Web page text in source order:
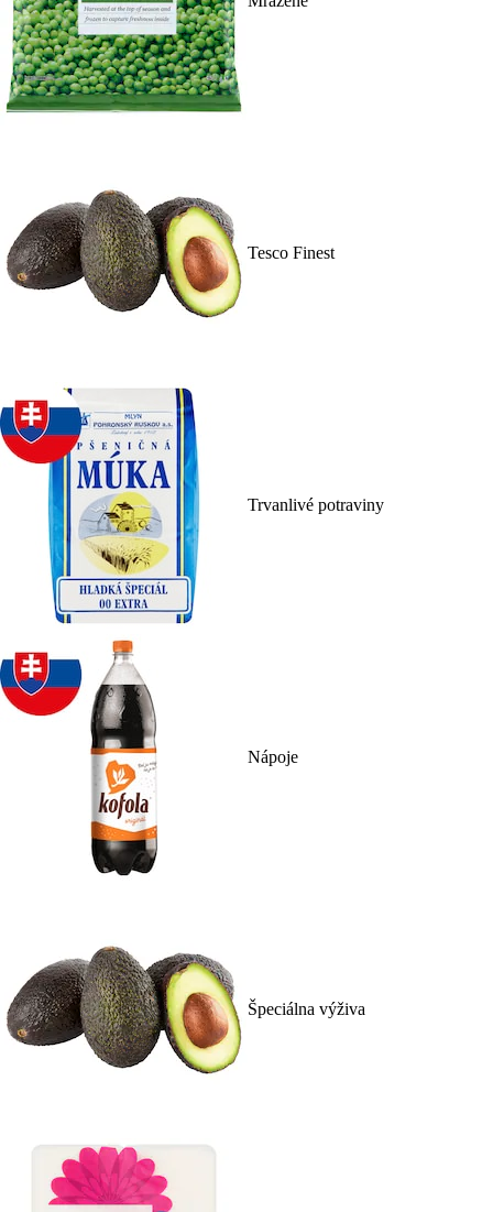
Tesco Finest
Trvanlivé potraviny
Nápoje
Špeciálna výživa